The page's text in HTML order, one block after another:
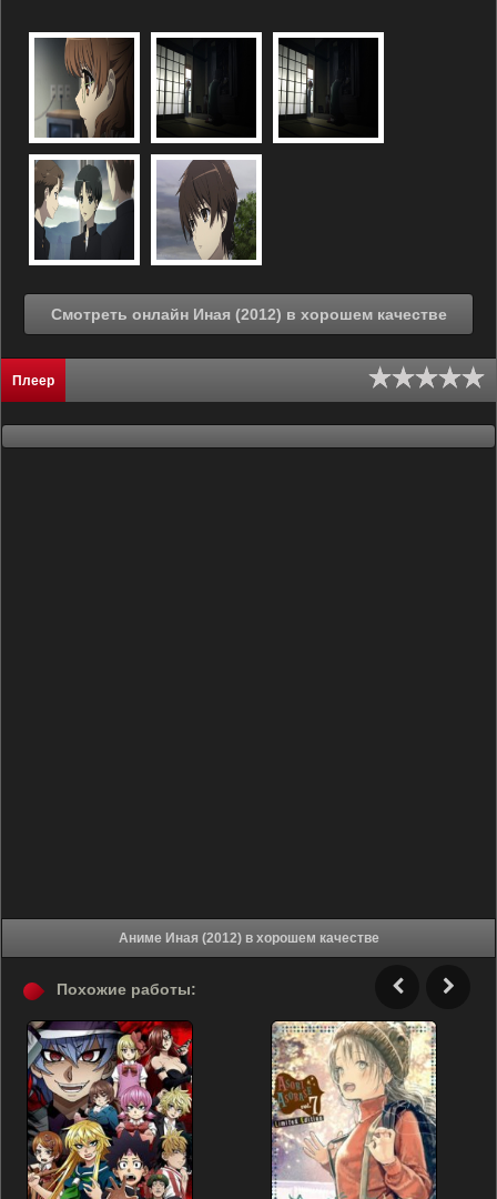
Смотреть онлайн Иная (2012) в хорошем качестве
Плеер
Аниме Иная (2012) в хорошем качестве
Похожие работы: